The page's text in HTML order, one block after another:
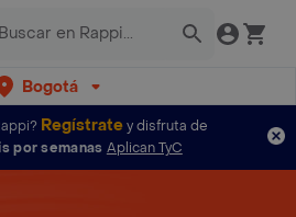
Bogotá
Regístratey disfruta de
por semanas Aplican TyC